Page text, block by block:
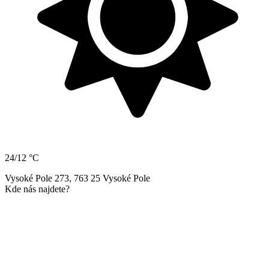
24/12 °C
Vysoké Pole 273, 763 25 Vysoké Pole
Kde nás najdete?